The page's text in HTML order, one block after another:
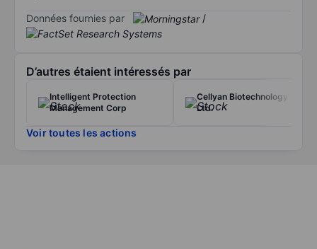
Données fournies par /
D’autres étaient intéressés par
Intelligent Protection
Management Corp
Cellyan Biotechnology Co
Ltd.
Voir toutes les actions